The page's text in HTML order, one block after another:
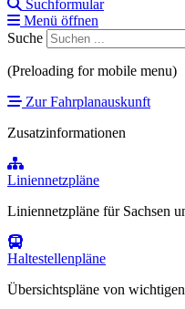
Suchformular
Menü öffnen
Suche
(Preloading for mobile menu)
Zur Fahrplanauskunft
Zusatzinformationen
Liniennetzpläne
Liniennetzpläne für Sachsen
Haltestellenpläne
Übersichtspläne von